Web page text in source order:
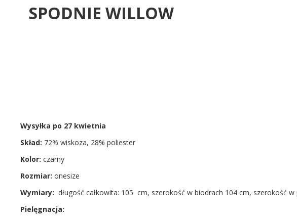
SPODNIE WILLOW
Wysyłka po 27 kwietnia
Skład: 72% wiskoza, 28% poliester
Kolor: czarny
Rozmiar: onesize
Wymiary: długość całkowita: 105 cm, szerokość w biodrach 104 cm, szerokość w
Pielęgnacja: